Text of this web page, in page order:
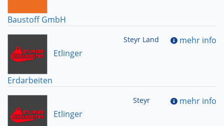
Baustoff GmbH
Etlinger
Erdarbeiten
Steyr Land mehr info
Etlinger
Steyr mehr info